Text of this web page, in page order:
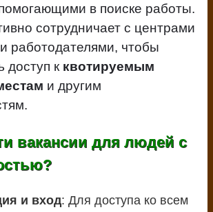
в поиске работы.
сотрудничает с центрами
работодателями, чтобы
доступ к квотируемым
и другим
вакансии для людей с
и вход: Для доступа ко всем